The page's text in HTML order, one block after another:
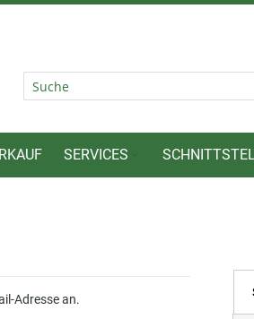
SERVICES
Adresse an.